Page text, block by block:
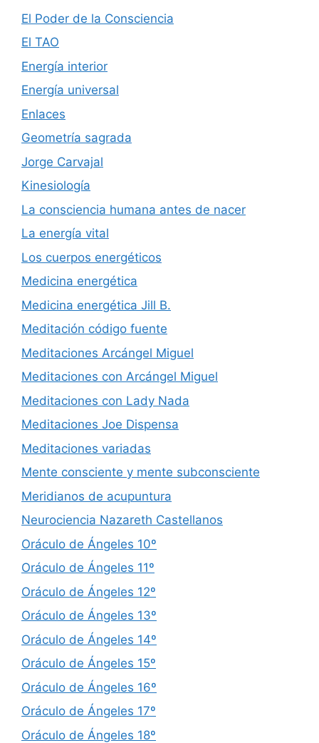
El Poder de la Consciencia
El TAO
Energía interior
Energía universal
Enlaces
Geometría sagrada
Jorge Carvajal
Kinesiología
La consciencia humana antes de nacer
La energía vital
Los cuerpos energéticos
Medicina energética
Medicina energética Jill B.
Meditación código fuente
Meditaciones Arcángel Miguel
Meditaciones con Arcángel Miguel
Meditaciones con Lady Nada
Meditaciones Joe Dispensa
Meditaciones variadas
Mente consciente y mente subconsciente
Meridianos de acupuntura
Neurociencia Nazareth Castellanos
Oráculo de Ángeles 10º
Oráculo de Ángeles 11º
Oráculo de Ángeles 12º
Oráculo de Ángeles 13º
Oráculo de Ángeles 14º
Oráculo de Ángeles 15º
Oráculo de Ángeles 16º
Oráculo de Ángeles 17º
Oráculo de Ángeles 18º